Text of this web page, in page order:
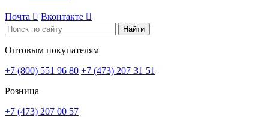
Почта  Вконтакте 
Найти
Оптовым покупателям
+7 (800) 551 96 80 +7 (473) 207 31 51
Розница
+7 (473) 207 00 57